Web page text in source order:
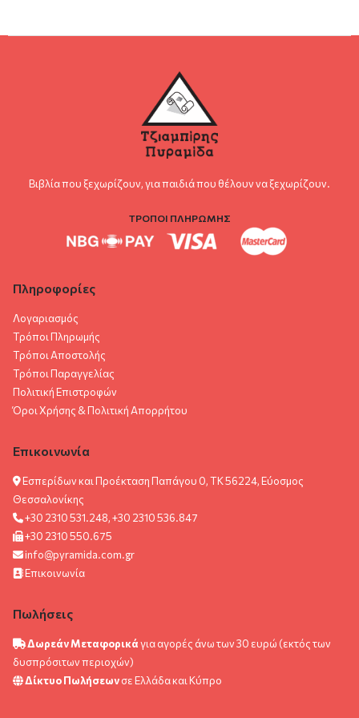
Βιβλία που ξεχωρίζουν, για παιδιά που θέλουν να ξεχωρίζουν.
ΤΡΟΠΟΙ ΠΛΗΡΩΜΗΣ
Πληροφορίες
Λογαριασμός
Τρόποι Πληρωμής
Τρόποι Αποστολής
Τρόποι Παραγγελίας
Πολιτική Επιστροφών
Όροι Χρήσης & Πολιτική Aπορρήτου
Επικοινωνία
Εσπερίδων και Προέκταση Παπάγου 0, ΤΚ 56224, Εύοσμος
Θεσσαλονίκης
+30 2310 531.248, +30 2310 536.847
+30 2310 550.675
info@pyramida.com.gr
Επικοινωνία
Πωλήσεις
Δωρεάν Μεταφορικάγια αγορές άνω των 30 ευρώ (εκτός των
δυσπρόσιτων περιοχών)
Δίκτυο Πωλήσεωνσε Ελλάδα και Κύπρο